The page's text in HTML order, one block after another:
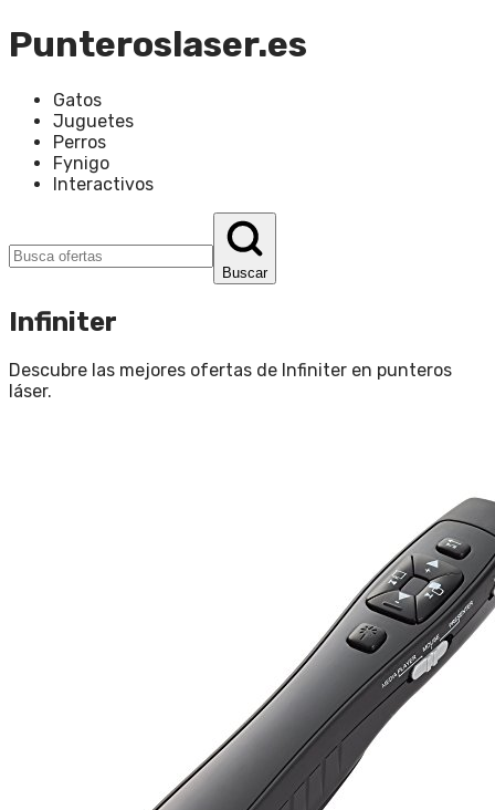
Punteroslaser.es
Gatos
Juguetes
Perros
Fynigo
Interactivos
Buscar
Infiniter
Descubre las mejores ofertas de Infiniter en punteros
láser.